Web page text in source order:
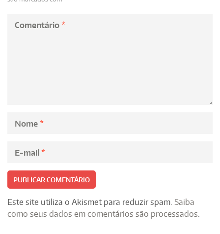
Comentário *
Nome *
E-mail *
Este site utiliza o Akismet para reduzir spam. Saiba
como seus dados em comentários são processados.